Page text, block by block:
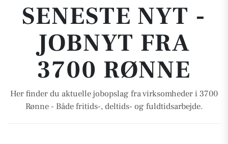
SENESTE NYT -
JOBNYT FRA
3700 RØNNE
Her finder du aktuelle jobopslag fra virksomheder i 3700
Rønne - Både fritids-, deltids- og fuldtidsarbejde.